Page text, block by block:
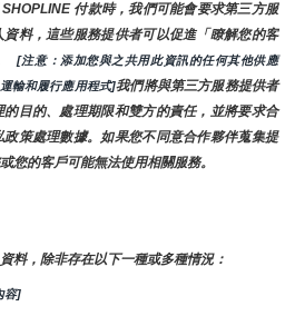
SHOPLINE 付款時，我們可能會要求第三方服
料，這些服務提供者可以促進「瞭解您的客
[注意：添加您與之共用此資訊的任何其他供應
輸和履行應用程式]我們將與第三方服務提供者
目的、處理期限和雙方的責任，並將要求合
策處理數據。如果您不同意合作夥伴蒐集提
您的客戶可能無法使用相關服務。
料，除非存在以下一種或多種情況：
容]